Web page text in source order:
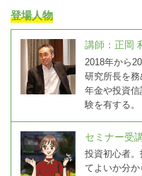
登場人物
講師：正岡
2018年から
研究所長を務
年金や投資
験を有する。
セミナー受
投資初心者
てよいか分